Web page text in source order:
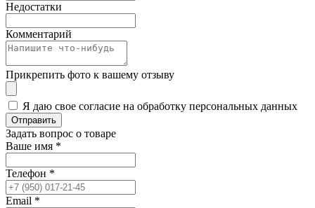
Недостатки
Комментарий
Прикрепить фото к вашему отзыву
Я даю свое согласие на обработку персональных данных
Отправить
Задать вопрос о товаре
Ваше имя *
Телефон *
Email *